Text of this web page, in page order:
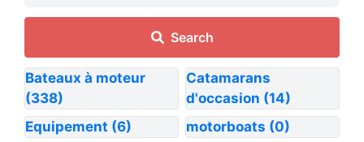
Search
Bateaux à moteur
(338)
Catamarans
d'occasion (14)
Equipement (6) motorboats (0)